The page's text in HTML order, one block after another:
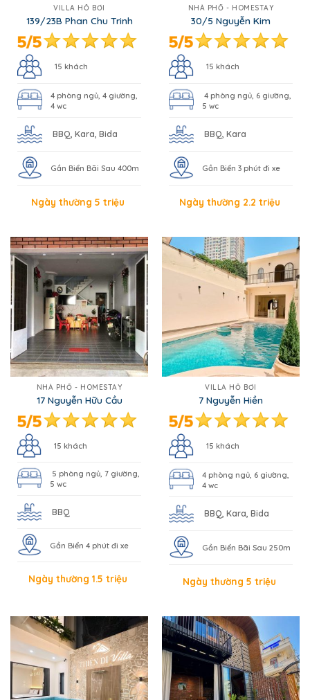
VILLA HỒ BƠI
139/23B Phan Chu Trinh
15 khách
4 phòng ngủ, 4 giường,
4 wc
BBQ, Kara, Bida
Gần Biển Bãi Sau 400m
Ngày thường 5 triệu
NHÀ PHỐ - HOMESTAY
30/5 Nguyễn Kim
15 khách
4 phòng ngủ, 6 giường,
5 wc
BBQ, Kara
Gần Biển 3 phút đi xe
Ngày thường 2.2 triệu
NHÀ PHỐ - HOMESTAY
17 Nguyễn Hữu Cầu
15 khách
5 phòng ngủ, 7 giường,
5 wc
BBQ
Gần Biển 4 phút đi xe
Ngày thường 1.5 triệu
VILLA HỒ BƠI
7 Nguyễn Hiền
15 khách
4 phòng ngủ, 6 giường,
4 wc
BBQ, Kara, Bida
Gần Biển Bãi Sau 250m
Ngày thường 5 triệu